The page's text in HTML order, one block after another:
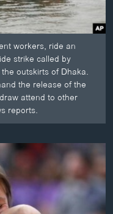
workers, ride an
strike called by
outskirts of Dhaka.
the release of the
attend to other
reports.